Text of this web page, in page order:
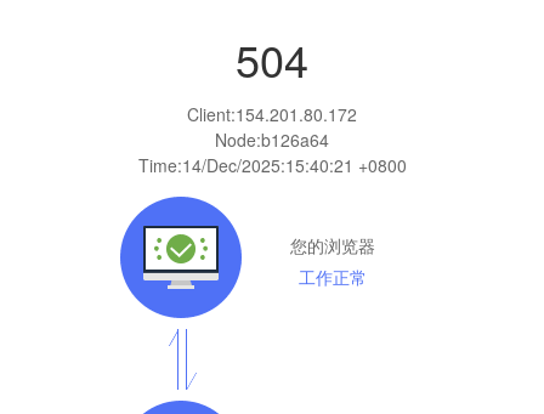
504
Client:154.201.80.172
Node:b126a64
Time:14/Dec/2025:15:40:21 +0800
您的浏览器
工作正常